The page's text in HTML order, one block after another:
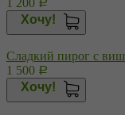
Р
Хочу!
Сладкий пирог с
1 500 Р
Хочу!